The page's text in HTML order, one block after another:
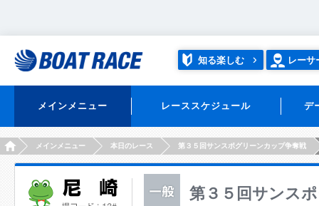
知る楽しむ レーサ
メインメニュー レーススケジュール デ
HOMEメインメニュー 本日のレース 第３５回サンスポグリーンカップ争奪戦
第３５回サンス